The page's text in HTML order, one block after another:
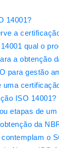
14001?
a
qual o
a obtenção
para gestão
uma
ISO 14001?
etapas de
da
o